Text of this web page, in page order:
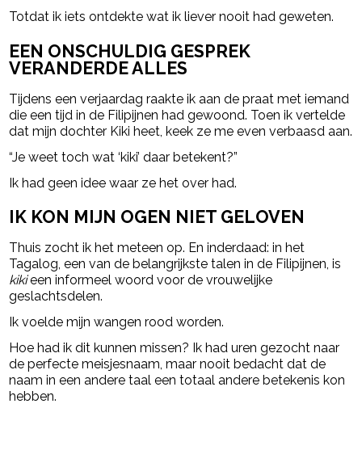
Totdat ik iets ontdekte wat ik liever nooit had geweten.
EEN ONSCHULDIG GESPREK
VERANDERDE ALLES
Tijdens een verjaardag raakte ik aan de praat met iemand
die een tijd in de Filipijnen had gewoond. Toen ik vertelde
dat mijn dochter Kiki heet, keek ze me even verbaasd aan.
“Je weet toch wat ‘kiki’ daar betekent?”
Ik had geen idee waar ze het over had.
IK KON MIJN OGEN NIET GELOVEN
Thuis zocht ik het meteen op. En inderdaad: in het
Tagalog, een van de belangrijkste talen in de Filipijnen, is
kikieen informeel woord voor de vrouwelijke
geslachtsdelen.
Ik voelde mijn wangen rood worden.
Hoe had ik dit kunnen missen? Ik had uren gezocht naar
de perfecte meisjesnaam, maar nooit bedacht dat de
naam in een andere taal een totaal andere betekenis kon
hebben.